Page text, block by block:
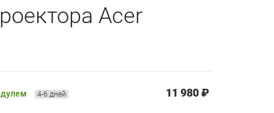
Acer
4-6 дней 11 980 ₽